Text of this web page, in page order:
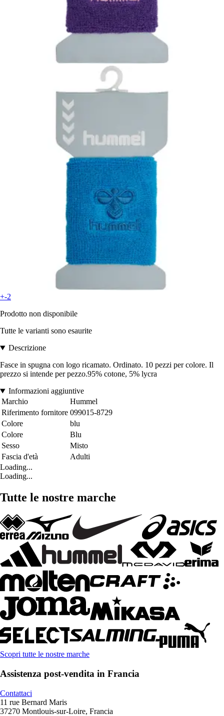
+-2
Prodotto non disponibile
Tutte le varianti sono esaurite
Descrizione
Fasce in spugna con logo ricamato. Ordinato. 10 pezzi per colore. Il
prezzo si intende per pezzo.95% cotone, 5% lycra
Informazioni aggiuntive
Marchio
Hummel
Riferimento fornitore 099015-8729
Colore
blu
Colore
Blu
Sesso
Misto
Fascia d'età
Adulti
Loading...
Loading...
Tutte le nostre marche
Scopri tutte le nostre marche
Assistenza post-vendita in Francia
Contattaci
11 rue Bernard Maris
37270 Montlouis-sur-Loire, Francia